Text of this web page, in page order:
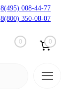
8(495) 008-44-77
8(800) 350-08-07
0 0